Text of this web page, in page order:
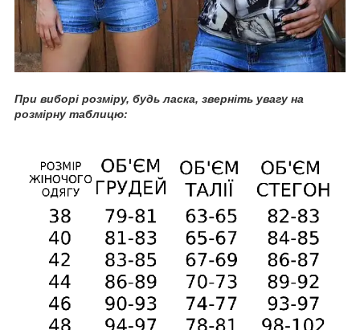
При виборі розміру, будь ласка, зверніть увагу на
розмірну таблицю: